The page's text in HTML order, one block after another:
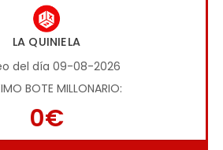
LA QUINIELA
del día 09-08-2026
BOTE MILLONARIO:
0€